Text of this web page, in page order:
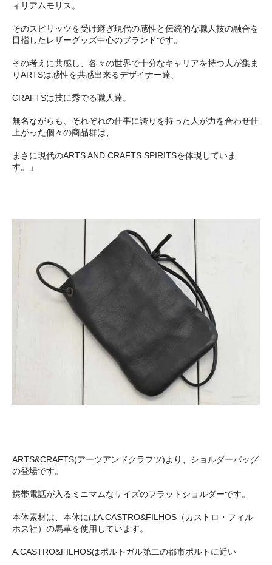
ィリアムモリス。
そのスピリッツを受け継ぎ現代の感性と伝統的な職人技の融合を
目指したレザーグッズ中心のブランドです。
その考えに共感し、各々の世界で十分なキャリアを持つ人が集ま
りARTSは感性を共感出来るデザイナー達、
CRAFTSは技に秀でる職人達。
無名ながらも、それぞれの仕事に誇りを持った人が力を合わせ仕
上がった個々の商品群は、
まさに現代のARTS AND CRAFTS SPIRITSを体現していま
す。」
ARTS&CRAFTS(アーツアンドクラフツ)より、ショルダーバッグ
の登場です。
携帯電話が入るミニマムなサイズのフラットショルダーです。
本体素材は、本体にはA.CASTRO&FILHOS（カストロ・フィル
ホス社）の馬革を使用しています。
A.CASTRO&FILHOSはポルトガル第二の都市ポルトに近い